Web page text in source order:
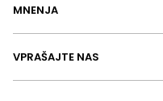
MNENJA
VPRAŠAJTE NAS